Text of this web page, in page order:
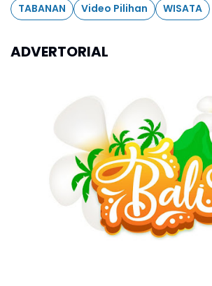
TABANAN
Video Pilihan WISATA
ADVERTORIAL